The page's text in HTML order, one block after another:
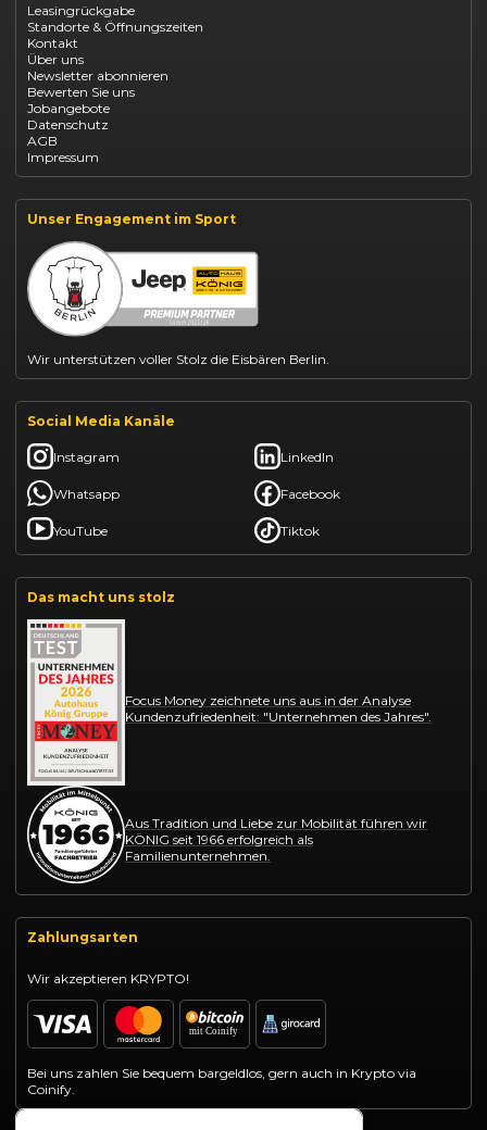
Opel Astra leasen
Opel Mokka kaufen
Opel Grandland finanzieren
Opel Vivaro Gewerbeleasing
Fiat 500 finanzieren
Fiat Panda leasen
Dacia Duster finanzieren
Dacia Sandero kaufen
Dacia Jogger leasen
Jeep Compass leasen
Jeep Renegade finanzieren
Suzuki Swift finanzieren
BYD Dolphin finanzieren
Kia Ceed finanzieren
Kia Sportage leasen
Mazda CX-30 finanzieren
Citroën C3 leasen
Leasingrückgabe
Standorte & Öffnungszeiten
Kontakt
Über uns
Newsletter abonnieren
Bewerten Sie uns
Jobangebote
Datenschutz
AGB
Impressum
Unser Engagement im Sport
Wir unterstützen voller Stolz die Eisbären Berlin.
Social Media Kanäle
Instagram LinkedIn
Whatsapp Facebook
YouTube Tiktok
Das macht uns stolz
Focus Money zeichnete uns aus in der Analyse
Kundenzufriedenheit: "Unternehmen des Jahres".
Aus Tradition und Liebe zur Mobilität führen wir
KÖNIG seit 1966 erfolgreich als
Familienunternehmen.
Zahlungsarten
Wir akzeptieren KRYPTO!
Bei uns zahlen Sie bequem bargeldlos, gern auch in Krypto via
Coinify.